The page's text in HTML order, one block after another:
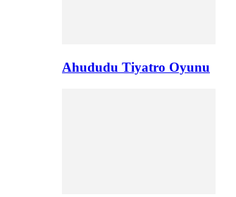
Ahududu Tiyatro Oyunu